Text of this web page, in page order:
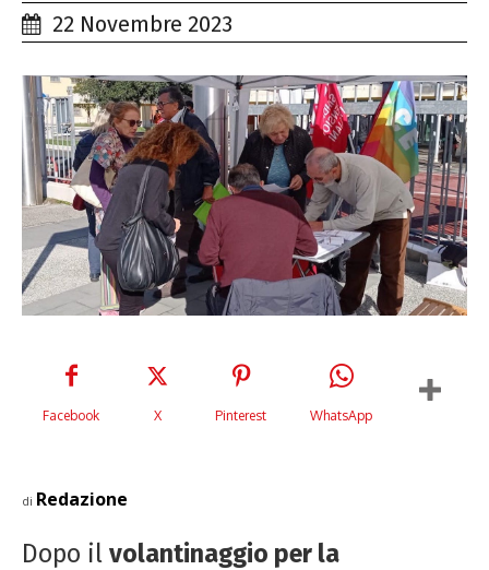
22 Novembre 2023
Facebook X Pinterest WhatsApp
di Redazione
Dopo il volantinaggio per la